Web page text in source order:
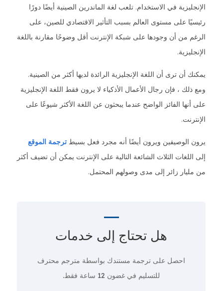
الإنجليزية في الاستخدام. تلعب لغة الماندرين الصينية أيضًا دورًا
رئيسيًا على مستوى العالم بسبب التأثير الاقتصادي للصين، على
الرغم من أن وجودها على شبكة الإنترنت أقل وضوحًا مقارنة باللغة
الإنجليزية.
يمكنك أن ترى أن اللغة الإنجليزية الرائدة لديها أكثر من الصينية.
ومع ذلك ، فإن رجال الأعمال الأذكياء لا يرون فقط اللغة الإنجليزية
على أنها الفائز الواضح عندما يبحثون عن اللغة الأكثر شيوعًا على
الإنترنت.
يرون الوصيفين ويرون أيضًا أنه مجرد فعل بسيط ترجمة الموقع
إلى اللغات الثلاث الشائعة التالية على الإنترنت يمكن أن تضيف أكثر
من مليار زائر إلى مدى وصولهم المحتمل.
هل تحتاج إلى خدمات
احصل على ترجمة مستندك بواسطة مترجم محترف
للتسليم في غضون 12 ساعة فقط.